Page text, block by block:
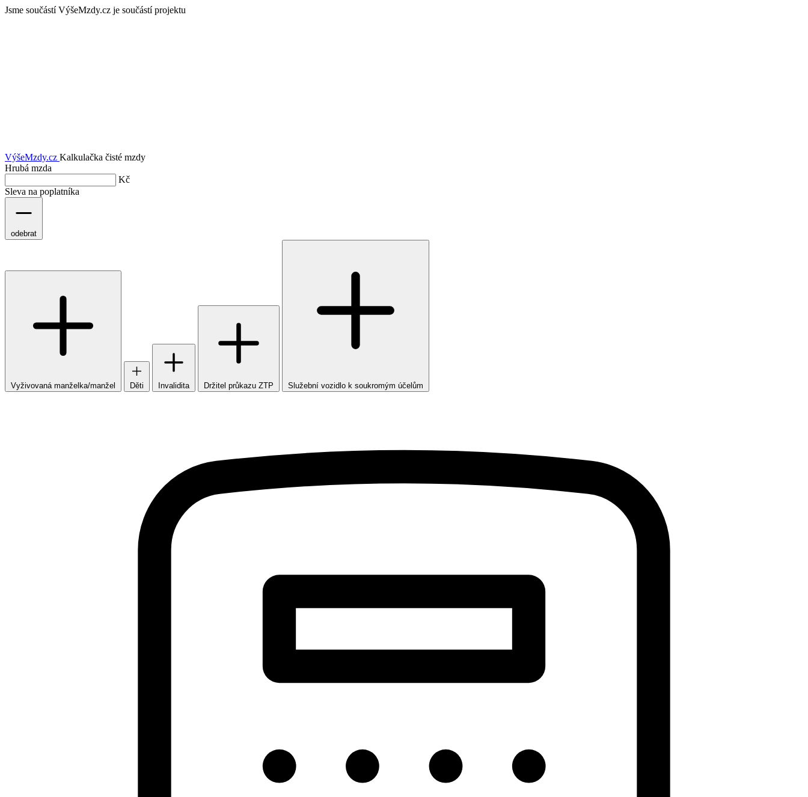
Jsme součástí VýšeMzdy.cz je součástí projektu
VýšeMzdy.cz Kalkulačka čisté mzdy
Hrubá mzda
Kč
Sleva na poplatníka
odebrat
Vyživovaná manželka/manžel Děti Invalidita Držitel průkazu ZTP Služební vozidlo k soukromým účelům